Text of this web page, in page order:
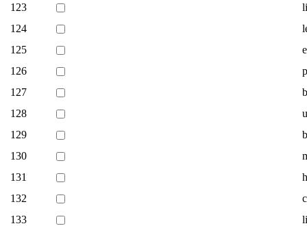
123
124
125
126
127
128
129
130
131
132
133